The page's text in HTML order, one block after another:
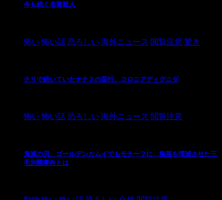
今も続く名誉殺人
怖い 怖い話 恐ろしい 海外ニュース 閲覧注意 驚き
チリで続いていたナチスの蛮行、コロニアディグニダ
怖い 怖い話 恐ろしい 海外ニュース 閲覧注意
鬼滅の刃、ゴールデンカムイでもモチーフに…集落を壊滅させた三
毛別羆事件とは